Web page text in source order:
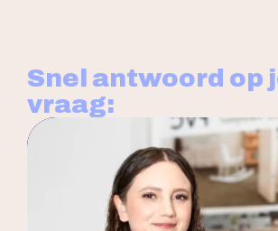
Snel antwoord op
vraag: